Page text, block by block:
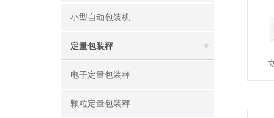
小型自动包装机
定量包装秤
电子定量包装秤
颗粒定量包装秤